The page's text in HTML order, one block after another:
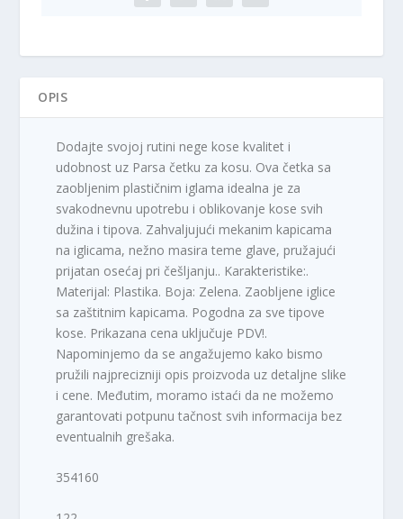
OPIS
Dodajte svojoj rutini nege kose kvalitet i
udobnost uz Parsa četku za kosu. Ova četka sa
zaobljenim plastičnim iglama idealna je za
svakodnevnu upotrebu i oblikovanje kose svih
dužina i tipova. Zahvaljujući mekanim kapicama
na iglicama, nežno masira teme glave, pružajući
prijatan osećaj pri češljanju.. Karakteristike:.
Materijal: Plastika. Boja: Zelena. Zaobljene iglice
sa zaštitnim kapicama. Pogodna za sve tipove
kose. Prikazana cena uključuje PDV!.
Napominjemo da se angažujemo kako bismo
pružili najprecizniji opis proizvoda uz detaljne slike
i cene. Međutim, moramo istaći da ne možemo
garantovati potpunu tačnost svih informacija bez
eventualnih grešaka.
354160